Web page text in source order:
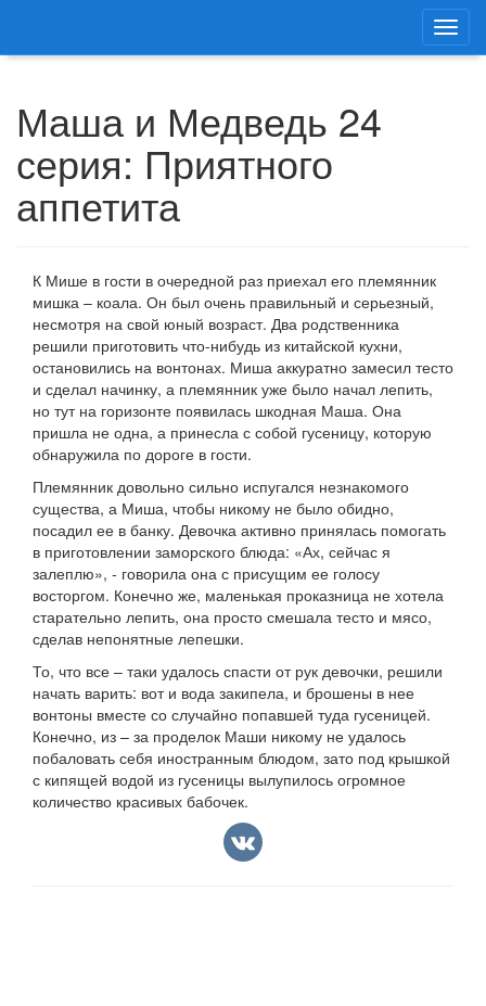
Маша и Медведь 24
серия: Приятного
аппетита
К Мише в гости в очередной раз приехал его племянник
мишка – коала. Он был очень правильный и серьезный,
несмотря на свой юный возраст. Два родственника
решили приготовить что-нибудь из китайской кухни,
остановились на вонтонах. Миша аккуратно замесил тесто
и сделал начинку, а племянник уже было начал лепить,
но тут на горизонте появилась шкодная Маша. Она
пришла не одна, а принесла с собой гусеницу, которую
обнаружила по дороге в гости.
Племянник довольно сильно испугался незнакомого
существа, а Миша, чтобы никому не было обидно,
посадил ее в банку. Девочка активно принялась помогать
в приготовлении заморского блюда: «Ах, сейчас я
залеплю», - говорила она с присущим ее голосу
восторгом. Конечно же, маленькая проказница не хотела
старательно лепить, она просто смешала тесто и мясо,
сделав непонятные лепешки.
То, что все – таки удалось спасти от рук девочки, решили
начать варить: вот и вода закипела, и брошены в нее
вонтоны вместе со случайно попавшей туда гусеницей.
Конечно, из – за проделок Маши никому не удалось
побаловать себя иностранным блюдом, зато под крышкой
с кипящей водой из гусеницы вылупилось огромное
количество красивых бабочек.